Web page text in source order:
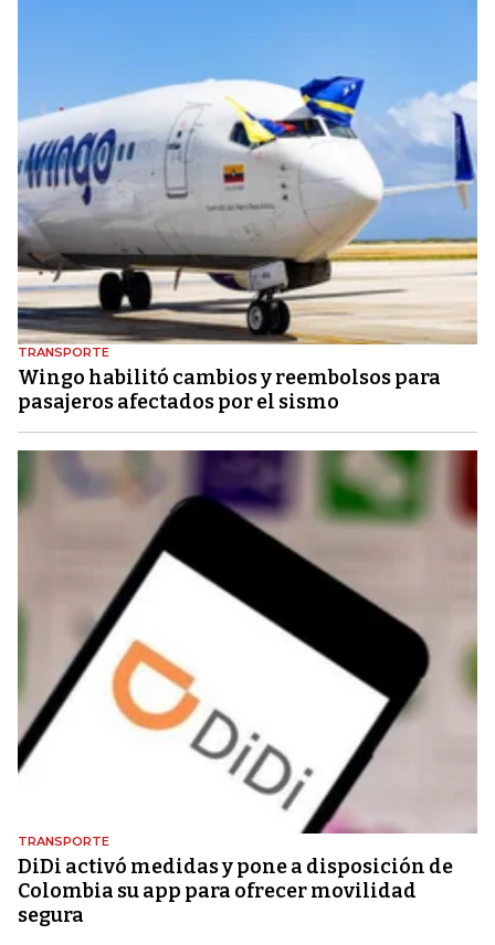
TRANSPORTE
Wingo habilitó cambios y reembolsos para
pasajeros afectados por el sismo
TRANSPORTE
DiDi activó medidas y pone a disposición de
Colombia su app para ofrecer movilidad
segura